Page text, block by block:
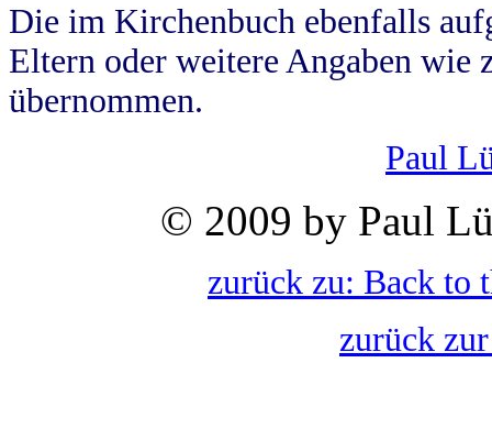
Die im Kirchenbuch ebenfalls
Eltern oder weitere Angaben wie
übernommen.
Paul
© 2009 by Paul
zurück zu: Back to
zurück